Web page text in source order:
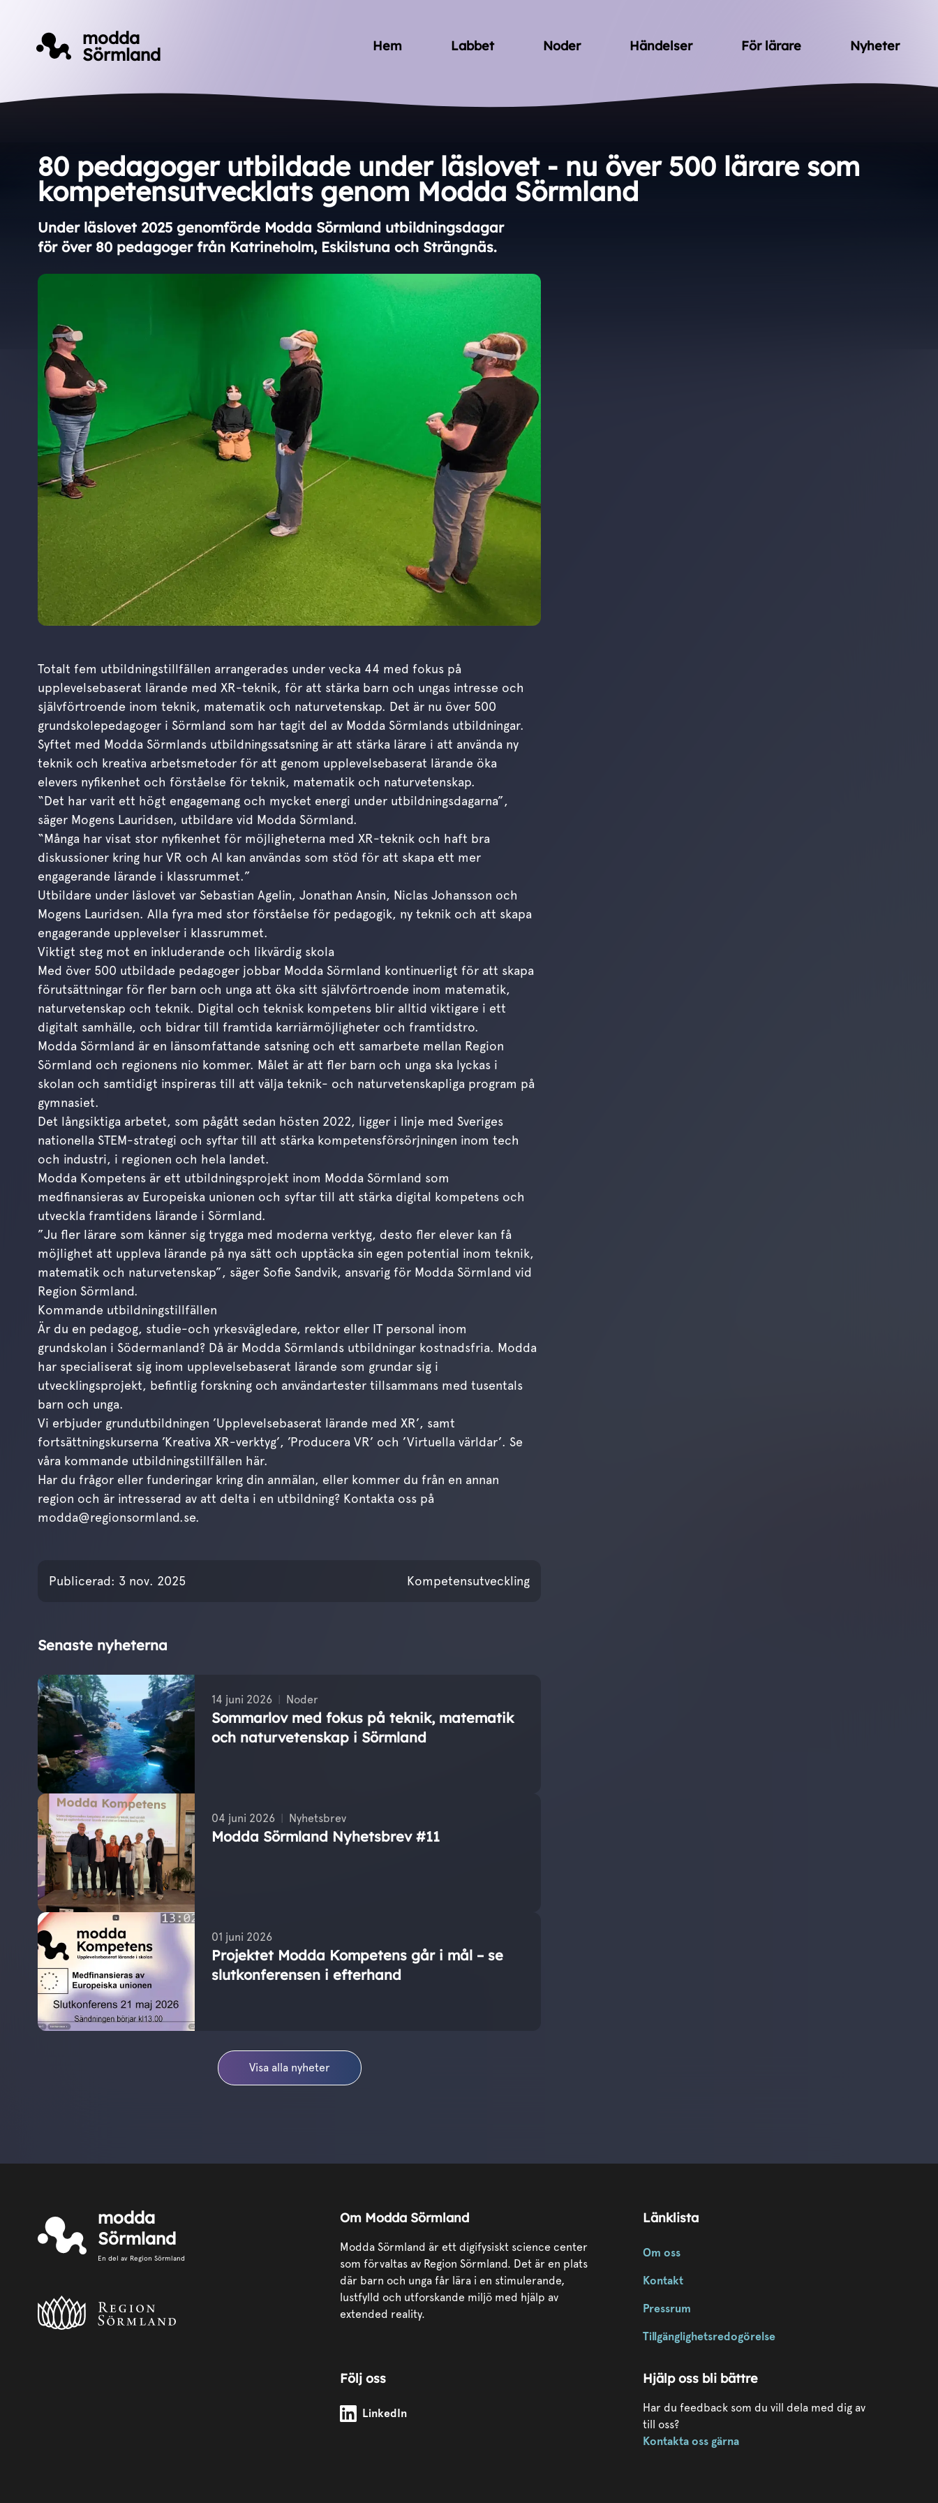
modda
Sörmland
Hem Labbet Noder Händelser För lärare Nyheter
80 pedagoger utbildade under läslovet - nu över 500 lärare som
kompetensutvecklats genom Modda Sörmland
Under läslovet 2025 genomförde Modda Sörmland utbildningsdagar
för över 80 pedagoger från Katrineholm, Eskilstuna och Strängnäs.
Totalt fem utbildningstillfällen arrangerades under vecka 44 med fokus på
upplevelsebaserat lärande med XR-teknik, för att stärka barn och ungas intresse och
självförtroende inom teknik, matematik och naturvetenskap. Det är nu över 500
grundskolepedagoger i Sörmland som har tagit del av Modda Sörmlands utbildningar.
Syftet med Modda Sörmlands utbildningssatsning är att stärka lärare i att använda ny
teknik och kreativa arbetsmetoder för att genom upplevelsebaserat lärande öka
elevers nyfikenhet och förståelse för teknik, matematik och naturvetenskap.
“Det har varit ett högt engagemang och mycket energi under utbildningsdagarna”,
säger Mogens Lauridsen, utbildare vid Modda Sörmland.
“Många har visat stor nyfikenhet för möjligheterna med XR-teknik och haft bra
diskussioner kring hur VR och AI kan användas som stöd för att skapa ett mer
engagerande lärande i klassrummet.”
Utbildare under läslovet var Sebastian Agelin, Jonathan Ansin, Niclas Johansson och
Mogens Lauridsen. Alla fyra med stor förståelse för pedagogik, ny teknik och att skapa
engagerande upplevelser i klassrummet.
Viktigt steg mot en inkluderande och likvärdig skola
Med över 500 utbildade pedagoger jobbar Modda Sörmland kontinuerligt för att skapa
förutsättningar för fler barn och unga att öka sitt självförtroende inom matematik,
naturvetenskap och teknik. Digital och teknisk kompetens blir alltid viktigare i ett
digitalt samhälle, och bidrar till framtida karriärmöjligheter och framtidstro.
Modda Sörmland är en länsomfattande satsning och ett samarbete mellan Region
Sörmland och regionens nio kommer. Målet är att fler barn och unga ska lyckas i
skolan och samtidigt inspireras till att välja teknik- och naturvetenskapliga program på
gymnasiet.
Det långsiktiga arbetet, som pågått sedan hösten 2022, ligger i linje med Sveriges
nationella STEM-strategi och syftar till att stärka kompetensförsörjningen inom tech
och industri, i regionen och hela landet.
Modda Kompetens är ett utbildningsprojekt inom Modda Sörmland som
medfinansieras av Europeiska unionen och syftar till att stärka digital kompetens och
utveckla framtidens lärande i Sörmland.
”Ju fler lärare som känner sig trygga med moderna verktyg, desto fler elever kan få
möjlighet att uppleva lärande på nya sätt och upptäcka sin egen potential inom teknik,
matematik och naturvetenskap”, säger Sofie Sandvik, ansvarig för Modda Sörmland vid
Region Sörmland.
Kommande utbildningstillfällen
Är du en pedagog, studie-och yrkesvägledare, rektor eller IT personal inom
grundskolan i Södermanland? Då är Modda Sörmlands utbildningar kostnadsfria. Modda
har specialiserat sig inom upplevelsebaserat lärande som grundar sig i
utvecklingsprojekt, befintlig forskning och användartester tillsammans med tusentals
barn och unga.
Vi erbjuder grundutbildningen ’Upplevelsebaserat lärande med XR’, samt
fortsättningskurserna ’Kreativa XR-verktyg’, ’Producera VR’ och ’Virtuella världar’. Se
våra kommande utbildningstillfällen här.
Har du frågor eller funderingar kring din anmälan, eller kommer du från en annan
region och är intresserad av att delta i en utbildning? Kontakta oss på
modda@regionsormland.se.
Publicerad: 3 nov. 2025Publicerades den Kompetensutveckling
Senaste nyheterna
14 juni 2026 Noder
Sommarlov med fokus på teknik, matematik
och naturvetenskap i Sörmland
04 juni 2026 Nyhetsbrev
Modda Sörmland Nyhetsbrev #11
01 juni 2026
Projektet Modda Kompetens går i mål – se
slutkonferensen i efterhand
Visa alla nyheter
modda
Sörmland
En del av Region Sörmland
Om Modda Sörmland
Modda Sörmland är ett digifysiskt science center
som förvaltas av Region Sörmland. Det är en plats
där barn och unga får lära i en stimulerande,
lustfylld och utforskande miljö med hjälp av
extended reality.
Länklista
Om oss
Kontakt
Pressrum
Tillgänglighetsredogörelse
Följ oss
Modda Sörmland på
LinkedIn
Hjälp oss bli bättre
Har du feedback som du vill dela med dig av
till oss?
Kontakta oss gärna